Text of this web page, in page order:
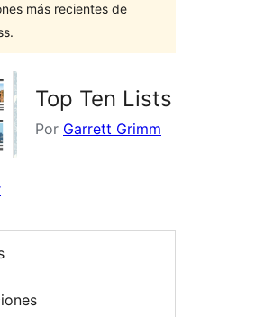
más recientes de
Top Ten Lists
Por Garrett Grimm